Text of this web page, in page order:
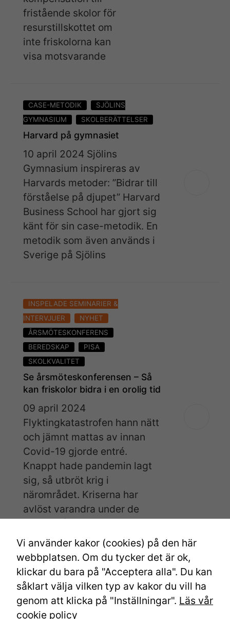
fristående skolor för
resurstillskottet om
inte friskolorna kan
visa motsvarande
CASE-METODIK
SJÖLINS
GYMNASIUM
SKOLBERÄTTELSER
Harvard på gymnasiet
10 april 2024 Sjölins
Gymnasium inspireras av
Harvards metoder: ”Bidrar till
förståelse på djupet” Harvard
Business School har gjort sig
känt för sin case-metodik. En
metodik som även används i
Sverige på Sjölins
INSPELADE SEMINARIER &
INTERVJUER
NYHET
ÅRSMÖTESKONFERENS
BEREDSKAP
PISA
SKOLKVALITET
Se årsmöteskonferensen – Så
kan friskolor bidra i en orolig tid
09 april 2024
Flyktingkatastrofen hann nätt
och jämnt mattas av innan
Covid-19 gjorde entré.
Knappt hade pandemin lagt
sig, så utbröt krig i
närområdet. Kriserna har
avlöst varandra under de
senaste åren. Hur
äldre
Vi använder kakor (cookies) på den här
webbplatsen. Om du tycker det är ok,
klickar du bara på "Acceptera alla". Du kan
såklart välja vilken typ av kakor du vill ha
genom att klicka på "Inställningar". Läs vår
cookie policy
Nödvändiga
behövs för
att
webbplatsen
över huvud
taget ska
fungera.
r
a
s
k
k
n
a
r
b
ä
tt
r